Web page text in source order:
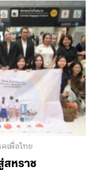
เพื่อไทย
สหราช